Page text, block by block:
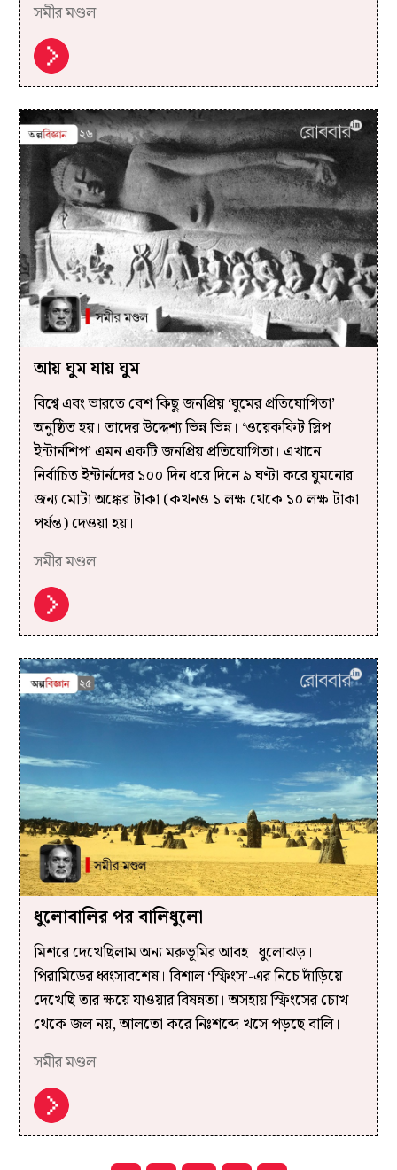
সমীর মণ্ডল
আয় ঘুম যায় ঘুম
বিশ্বে এবং ভারতে বেশ কিছু জনপ্রিয় ‘ঘুমের প্রতিযোগিতা’
অনুষ্ঠিত হয়। তাদের উদ্দেশ্য ভিন্ন ভিন্ন। ‘ওয়েকফিট স্লিপ
ইন্টার্নশিপ’ এমন একটি জনপ্রিয় প্রতিযোগিতা। এখানে
নির্বাচিত ইন্টার্নদের ১০০ দিন ধরে দিনে ৯ ঘণ্টা করে ঘুমনোর
জন্য মোটা অঙ্কের টাকা (কখনও ১ লক্ষ থেকে ১০ লক্ষ টাকা
পর্যন্ত) দেওয়া হয়।
সমীর মণ্ডল
ধুলোবালির পর বালিধুলো
মিশরে দেখেছিলাম অন্য মরুভূমির আবহ। ধুলোঝড়।
পিরামিডের ধ্বংসাবশেষ। বিশাল ‘স্ফিংস’-এর নিচে দাঁড়িয়ে
দেখেছি তার ক্ষয়ে যাওয়ার বিষন্নতা। অসহায় স্ফিংসের চোখ
থেকে জল নয়, আলতো করে নিঃশব্দে খসে পড়ছে বালি।
সমীর মণ্ডল